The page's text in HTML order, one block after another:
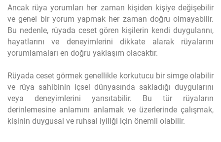
Ancak rüya yorumları her zaman kişiden kişiye değişebilir
ve genel bir yorum yapmak her zaman doğru olmayabilir.
Bu nedenle, rüyada ceset gören kişilerin kendi duygularını,
hayatlarını ve deneyimlerini dikkate alarak rüyalarını
yorumlamaları en doğru yaklaşım olacaktır.
Rüyada ceset görmek genellikle korkutucu bir simge olabilir
ve rüya sahibinin içsel dünyasında sakladığı duygularını
veya deneyimlerini yansıtabilir. Bu tür rüyaların
derinlemesine anlamını anlamak ve üzerlerinde çalışmak,
kişinin duygusal ve ruhsal iyiliği için önemli olabilir.